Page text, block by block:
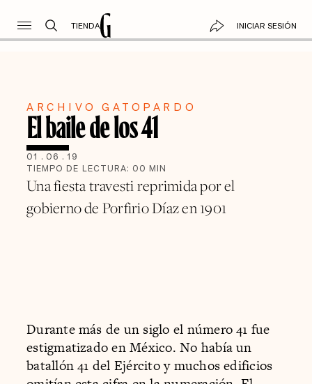
TIENDA INICIAR SESIÓN
ARCHIVO GATOPARDO
El baile de los 41
01 . 06 . 19
TIEMPO DE LECTURA: 00 MIN
Una fiesta travesti reprimida por el
gobierno de Porfirio Díaz en 1901
Durante más de un siglo el número 41 fue
estigmatizado en México. No había un
batallón 41 del Ejército y muchos edificios